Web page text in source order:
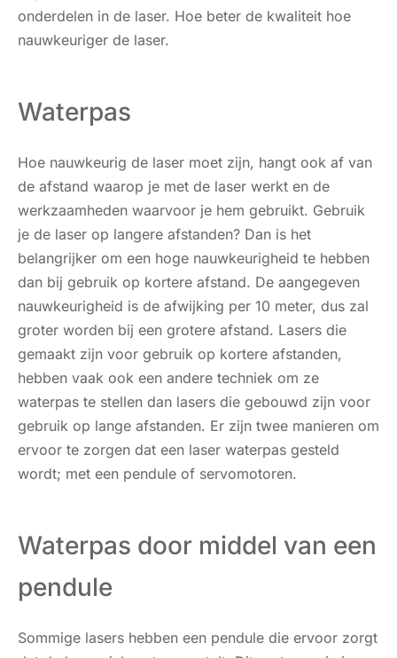
onderdelen in de laser. Hoe beter de kwaliteit hoe
nauwkeuriger de laser.
Waterpas
Hoe nauwkeurig de laser moet zijn, hangt ook af van
de afstand waarop je met de laser werkt en de
werkzaamheden waarvoor je hem gebruikt. Gebruik
je de laser op langere afstanden? Dan is het
belangrijker om een hoge nauwkeurigheid te hebben
dan bij gebruik op kortere afstand. De aangegeven
nauwkeurigheid is de afwijking per 10 meter, dus zal
groter worden bij een grotere afstand. Lasers die
gemaakt zijn voor gebruik op kortere afstanden,
hebben vaak ook een andere techniek om ze
waterpas te stellen dan lasers die gebouwd zijn voor
gebruik op lange afstanden. Er zijn twee manieren om
ervoor te zorgen dat een laser waterpas gesteld
wordt; met een pendule of servomotoren.
Waterpas door middel van een
pendule
Sommige lasers hebben een pendule die ervoor zorgt